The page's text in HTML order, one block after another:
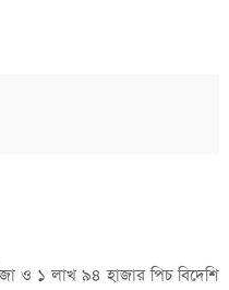
ও ১ লাখ ৯৪ হাজার পিচ বিদেশি